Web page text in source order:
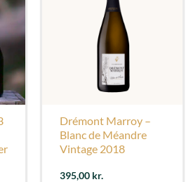
Drémont Marroy –
Blanc de Méandre
Vintage 2018
395,00 kr.